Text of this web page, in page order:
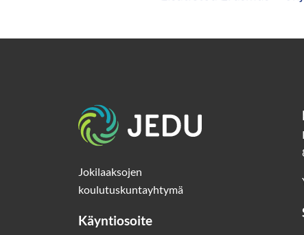
Etusivu
Jokilaaksojen
koulutuskuntayhtymä
Käyntiosoite